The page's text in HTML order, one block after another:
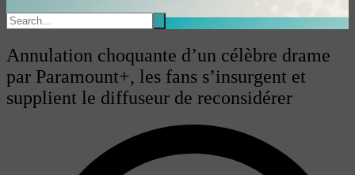
Annulation choquante d’un célèbre drame
par Paramount+, les fans s’insurgent et
supplient le diffuseur de reconsidérer